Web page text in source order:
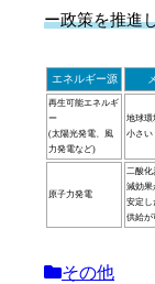
ー政策を推進
エネルギー源
再生可能エネルギ
ー
(太陽光発電、風
力発電など)
地球環
小さい
原子力発電
二酸化
減効果
安定し
供給が
その他